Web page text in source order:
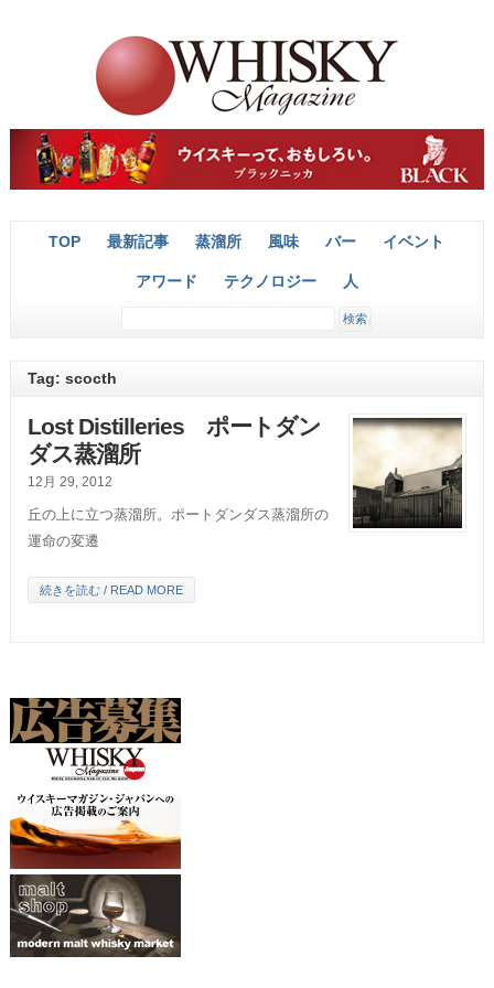
TOP 最新記事 蒸溜所 風味 バー イベント
アワード テクノロジー 人
Tag: scocth
Lost Distilleries ポートダン
ダス蒸溜所
12月 29, 2012
丘の上に立つ蒸溜所。ポートダンダス蒸溜所の
運命の変遷
続きを読む / READ MORE